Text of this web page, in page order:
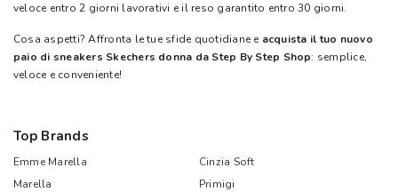
veloce entro 2 giorni lavorativi e il reso garantito entro 30 giorni.
Cosa aspetti? Affronta le tue sfide quotidiane e acquista il tuo nuovo
paio di sneakers Skechers donna da Step By Step Shop: semplice,
veloce e conveniente!
Top Brands
Emme Marella
Cinzia Soft
Marella
Primigi